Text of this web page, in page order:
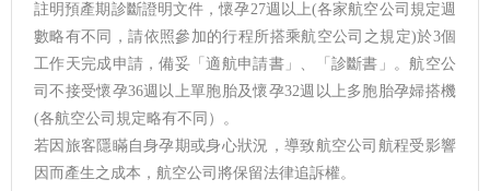
註明預產期診斷證明文件，懷孕27週以上(各家航空公司規定週
數略有不同，請依照參加的行程所搭乘航空公司之規定)於3個
工作天完成申請，備妥「適航申請書」、「診斷書」。航空公
司不接受懷孕36週以上單胞胎及懷孕32週以上多胞胎孕婦搭機
(各航空公司規定略有不同）。
若因旅客隱瞞自身孕期或身心狀況，導致航空公司航程受影響
因而產生之成本，航空公司將保留法律追訴權。